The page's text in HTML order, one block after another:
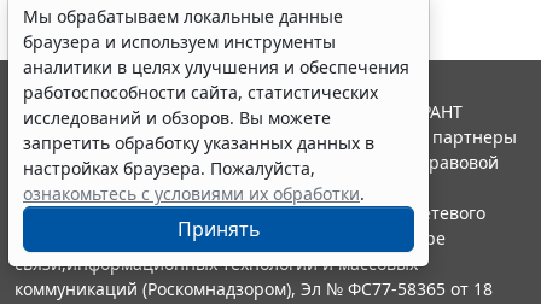
Мы обрабатываем локальные данные
браузера и используем инструменты
аналитики в целях улучшения и обеспечения
работоспособности сайта, статистических
исследований и обзоров. Вы можете
запретить обработку указанных данных в
настройках браузера. Пожалуйста,
ознакомьтесь с условиями их обработки.
Принять
© ООО "НПП "ГАРАНТ-СЕРВИС", 2026. Система ГАРАНТ
выпускается с 1990 года. Компания "Гарант" и ее партнеры
являются участниками Российской ассоциации правовой
информации ГАРАНТ.
Портал ГАРАНТ.РУ зарегистрирован в качестве сетевого
издания Федеральной службой по надзору в сфере
связи,информационных технологий и массовых
коммуникаций (Роскомнадзором), Эл № ФС77-58365 от 18